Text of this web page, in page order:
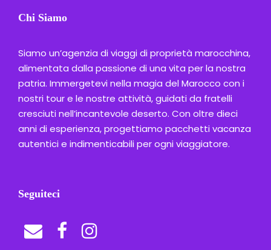
Chi Siamo
Siamo un’agenzia di viaggi di proprietà marocchina,
alimentata dalla passione di una vita per la nostra
patria. Immergetevi nella magia del Marocco con i
nostri tour e le nostre attività, guidati da fratelli
cresciuti nell’incantevole deserto. Con oltre dieci
anni di esperienza, progettiamo pacchetti vacanza
autentici e indimenticabili per ogni viaggiatore.
Seguiteci